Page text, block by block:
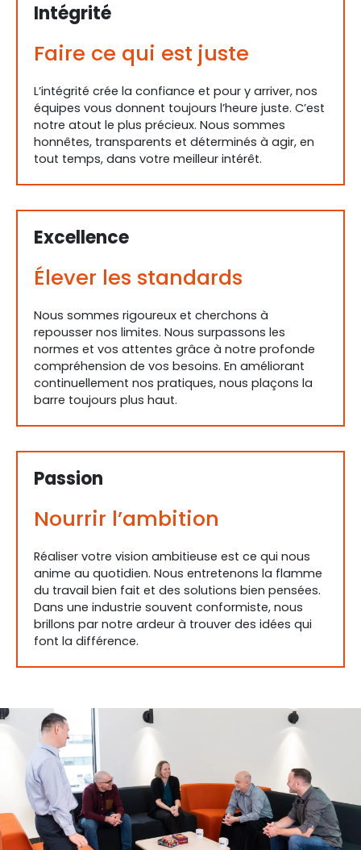
Intégrité
Faire ce qui est juste
L’intégrité crée la confiance et pour y arriver, nos
équipes vous donnent toujours l’heure juste. C’est
notre atout le plus précieux. Nous sommes
honnêtes, transparents et déterminés à agir, en
tout temps, dans votre meilleur intérêt.
Excellence
Élever les standards
Nous sommes rigoureux et cherchons à
repousser nos limites. Nous surpassons les
normes et vos attentes grâce à notre profonde
compréhension de vos besoins. En améliorant
continuellement nos pratiques, nous plaçons la
barre toujours plus haut.
Passion
Nourrir l’ambition
Réaliser votre vision ambitieuse est ce qui nous
anime au quotidien. Nous entretenons la flamme
du travail bien fait et des solutions bien pensées.
Dans une industrie souvent conformiste, nous
brillons par notre ardeur à trouver des idées qui
font la différence.